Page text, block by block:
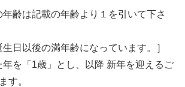
齢は記載の年齢より１を引いて下さ
生日以後の満年齢になっています。］
を「1歳」とし、以降 新年を迎えるご
す。